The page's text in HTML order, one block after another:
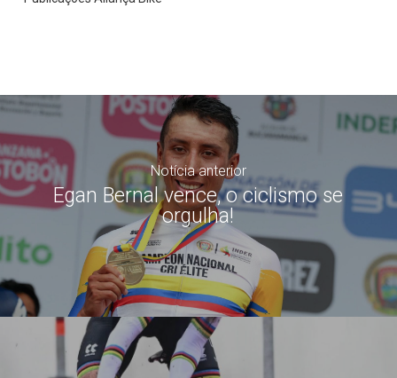
Notícia anterior
Egan Bernal vence, o ciclismo se
orgulha!